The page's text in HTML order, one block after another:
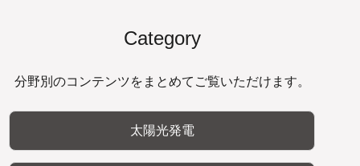
Category
分野別のコンテンツをまとめてご覧いただけます。
太陽光発電